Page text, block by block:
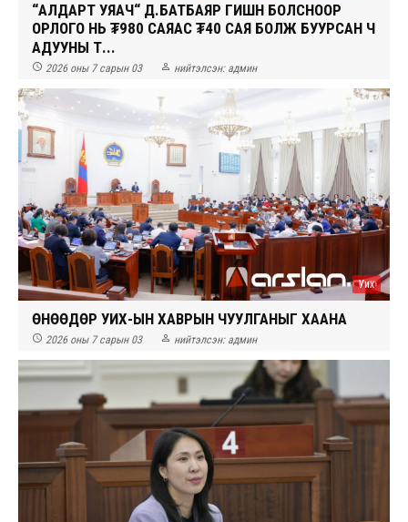
“АЛДАРТ УЯАЧ“ Д.БАТБАЯР ГИШҮҮН БОЛСНООР
ОРЛОГО НЬ ₮980 САЯАС ₮40 САЯ БОЛЖ БУУРСАН Ч
АДУУНЫ Т...
 2026 оны 7 сарын 03  нийтэлсэн: админ
Уих
ӨНӨӨДӨР УИХ-ЫН ХАВРЫН ЧУУЛГАНЫГ ХААНА
 2026 оны 7 сарын 03  нийтэлсэн: админ